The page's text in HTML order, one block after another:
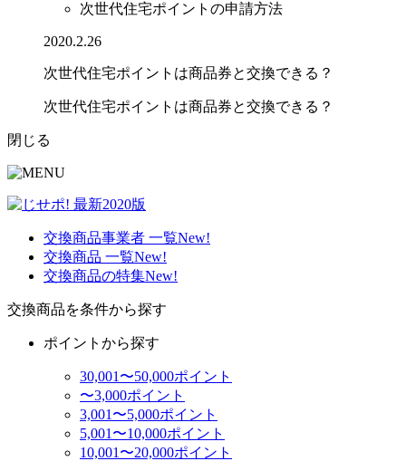
次世代住宅ポイントの申請方法
2020.2.26
次世代住宅ポイントは商品券と交換できる？
次世代住宅ポイントは商品券と交換できる？
閉じる
交換商品事業者 一覧New!
交換商品 一覧New!
交換商品の特集New!
交換商品を条件から探す
ポイントから探す
30,001〜50,000ポイント
〜3,000ポイント
3,001〜5,000ポイント
5,001〜10,000ポイント
10,001〜20,000ポイント